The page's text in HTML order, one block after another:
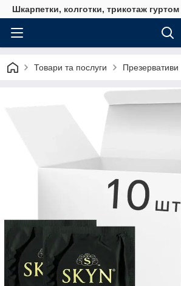
Шкарпетки, колготки, трикотаж
Товари та послуги Презервативи